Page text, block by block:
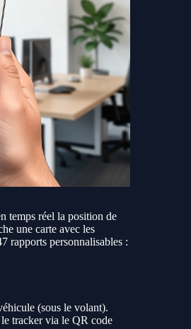
temps réel la position de
une carte avec les
rapports personnalisables :
(sous le volant).
tracker via le QR code